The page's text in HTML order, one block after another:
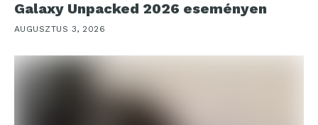
Galaxy Unpacked 2026 eseményen
AUGUSZTUS 3, 2026